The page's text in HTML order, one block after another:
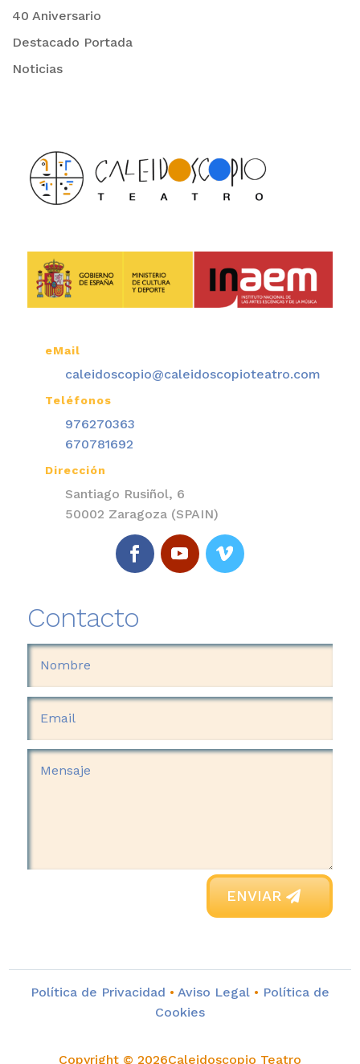
40 Aniversario
Destacado Portada
Noticias
eMail
caleidoscopio@caleidoscopioteatro.com
Teléfonos
976270363
670781692
Dirección
Santiago Rusiñol, 6
50002 Zaragoza (SPAIN)
Contacto
ENVIAR
Política de Privacidad • Aviso Legal • Política de
Cookies
Copyright © 2026Caleidoscopio Teatro